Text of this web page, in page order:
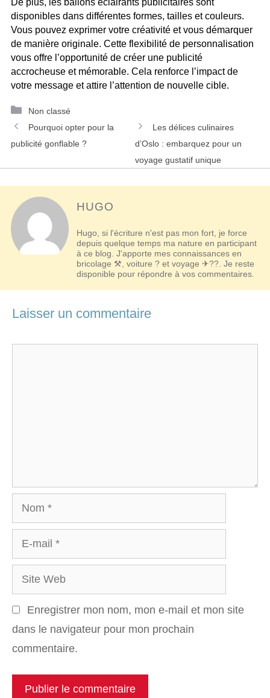
De plus, les ballons éclairants publicitaires sont
disponibles dans différentes formes, tailles et couleurs.
Vous pouvez exprimer votre créativité et vous démarquer
de manière originale. Cette flexibilité de personnalisation
vous offre l’opportunité de créer une publicité
accrocheuse et mémorable. Cela renforce l’impact de
votre message et attire l’attention de nouvelle cible.
Catégories
Non classé
Navigation
des
Pourquoi opter pour la
publicité gonflable ?
Les délices culinaires
d’Oslo : embarquez pour un
voyage gustatif unique
HUGO
Hugo, si l'écriture n'est pas mon fort, je force
depuis quelque temps ma nature en participant
à ce blog. J'apporte mes connaissances en
bricolage ⚒, voiture ? et voyage ✈??. Je reste
disponible pour répondre à vos commentaires.
Laisser un commentaire
Nom
mail
Site
Web
Enregistrer mon nom, mon e-mail et mon site
dans le navigateur pour mon prochain
commentaire.